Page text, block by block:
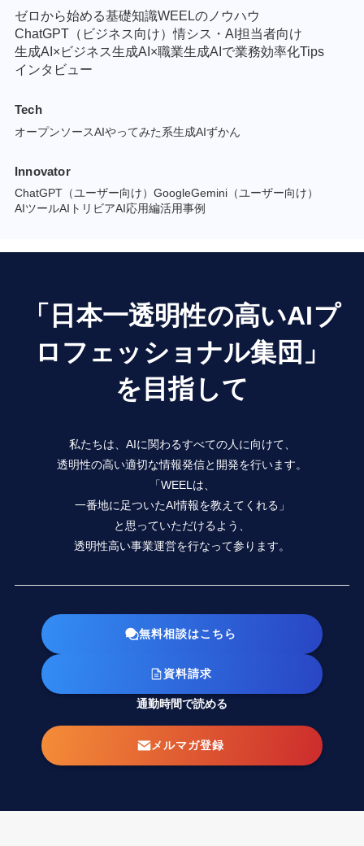
ゼロから始める基礎知識WEELのノウハウ
ChatGPT（ビジネス向け）情シス・AI担当者向け
生成AI×ビジネス生成AI×職業生成AIで業務効率化Tips
インタビュー
Tech
オープンソースAIやってみた系生成AIずかん
Innovator
ChatGPT（ユーザー向け） GoogleGemini（ユーザー向け）
AIツールAIトリビアAI応用編活用事例
「日本一透明性の高いAIプ
ロフェッショナル集団」
を目指して
私たちは、AIに関わるすべての人に向けて、
透明性の高い適切な情報発信と開発を行います。
「WEELは、
一番地に足ついたAI情報を教えてくれる」
と思っていただけるよう、
透明性高い事業運営を行なって参ります。
無料相談はこちら
資料請求
通勤時間で読める
メルマガ登録